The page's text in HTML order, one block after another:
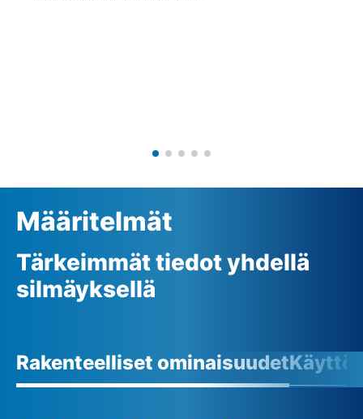
Määritelmät
Tärkeimmät tiedot yhdellä
silmäyksellä
Rakenteelliset ominaisuudet